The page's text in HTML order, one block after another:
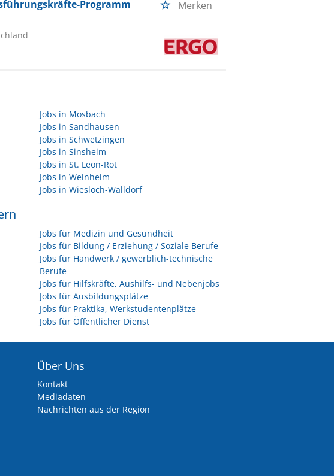
Programm Merken
Jobs in Mosbach
Jobs in Sandhausen
Jobs in Schwetzingen
Jobs in Sinsheim
Jobs in St. Leon-Rot
Jobs in Weinheim
Jobs in Wiesloch-Walldorf
Jobs für Medizin und Gesundheit
Jobs für Bildung / Erziehung / Soziale Berufe
Jobs für Handwerk / gewerblich-technische
Berufe
Jobs für Hilfskräfte, Aushilfs- und Nebenjobs
Jobs für Ausbildungsplätze
Jobs für Praktika, Werkstudentenplätze
Jobs für Öffentlicher Dienst
Über Uns
Kontakt
Mediadaten
Nachrichten aus der Region